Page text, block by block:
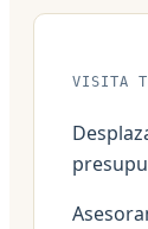
VISITA